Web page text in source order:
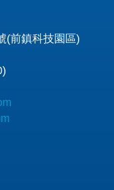
(前鎮科技園區)